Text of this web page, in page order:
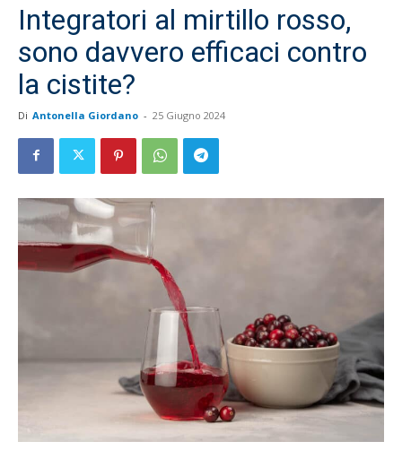
Integratori al mirtillo rosso,
sono davvero efficaci contro
la cistite?
Di Antonella Giordano - 25 Giugno 2024